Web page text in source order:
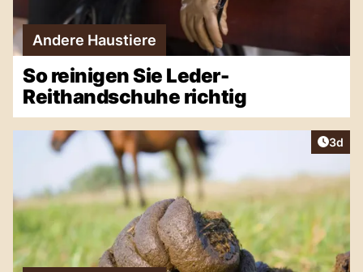
Andere Haustiere
So reinigen Sie Leder-
Reithandschuhe richtig
3d